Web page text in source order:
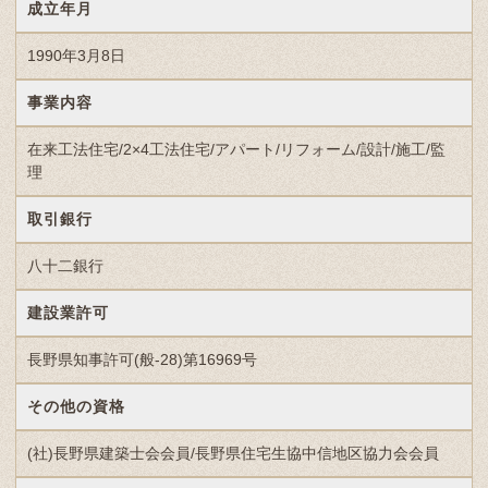
成立年月
1990年3月8日
事業内容
在来工法住宅/2×4工法住宅/アパート/リフォーム/設計/施工/監
理
取引銀行
八十二銀行
建設業許可
長野県知事許可(般-28)第16969号
その他の資格
(社)長野県建築士会会員/長野県住宅生協中信地区協力会会員